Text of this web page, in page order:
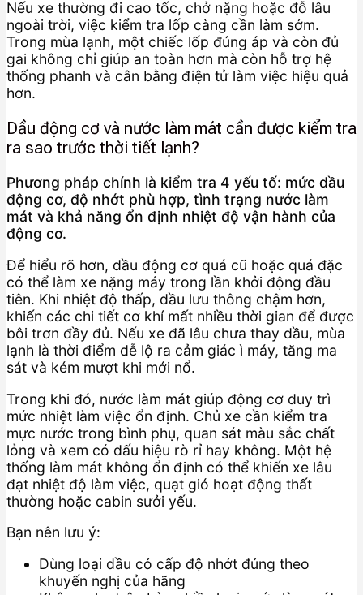
Nếu xe thường đi cao tốc, chở nặng hoặc đỗ lâu
ngoài trời, việc kiểm tra lốp càng cần làm sớm.
Trong mùa lạnh, một chiếc lốp đúng áp và còn đủ
gai không chỉ giúp an toàn hơn mà còn hỗ trợ hệ
thống phanh và cân bằng điện tử làm việc hiệu quả
hơn.
Dầu động cơ và nước làm mát cần được kiểm tra
ra sao trước thời tiết lạnh?
Phương pháp chính là kiểm tra 4 yếu tố: mức dầu
động cơ, độ nhớt phù hợp, tình trạng nước làm
mát và khả năng ổn định nhiệt độ vận hành của
động cơ.
Để hiểu rõ hơn, dầu động cơ quá cũ hoặc quá đặc
có thể làm xe nặng máy trong lần khởi động đầu
tiên. Khi nhiệt độ thấp, dầu lưu thông chậm hơn,
khiến các chi tiết cơ khí mất nhiều thời gian để được
bôi trơn đầy đủ. Nếu xe đã lâu chưa thay dầu, mùa
lạnh là thời điểm dễ lộ ra cảm giác ì máy, tăng ma
sát và kém mượt khi mới nổ.
Trong khi đó, nước làm mát giúp động cơ duy trì
mức nhiệt làm việc ổn định. Chủ xe cần kiểm tra
mực nước trong bình phụ, quan sát màu sắc chất
lỏng và xem có dấu hiệu rò rỉ hay không. Một hệ
thống làm mát không ổn định có thể khiến xe lâu
đạt nhiệt độ làm việc, quạt gió hoạt động thất
thường hoặc cabin sưởi yếu.
Bạn nên lưu ý:
Dùng loại dầu có cấp độ nhớt đúng theo
khuyến nghị của hãng